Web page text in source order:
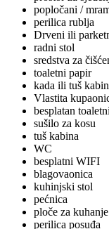
popločani /
perilica rublja
Drveni ili
radni stol
sredstva za
toaletni papir
kada ili tuš
Vlastita
besplatan
sušilo za kosu
tuš kabina
WC
besplatni WIFI
blagovaonica
kuhinjski stol
pećnica
ploče za kuhanje
perilica posuđa